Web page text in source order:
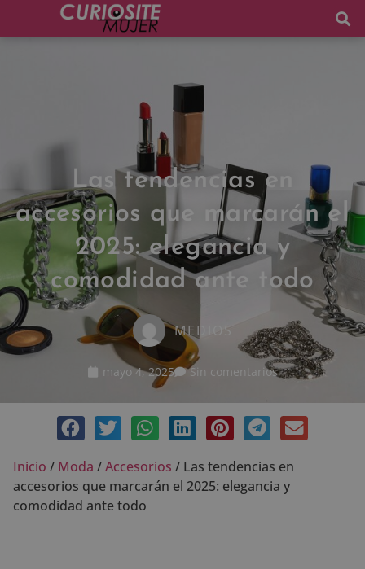
Las tendencias en
accesorios que marcarán el
2025: elegancia y
comodidad ante todo
MEDIOS
mayo 4, 2025 Sin comentarios
Inicio / Moda /Accesorios / Las tendencias en
accesorios que marcarán el 2025: elegancia y
comodidad ante todo